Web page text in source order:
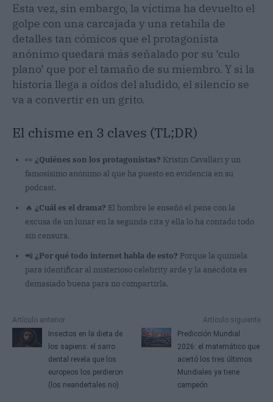
Esta vez, sin embargo, la víctima ha devuelto el
golpe con una carcajada y una retahíla de
detalles tan cómicos que el protagonista
anónimo quedará más señalado por su ‘culo
plano’ que por el tamaño de su miembro. Y si la
historia llega a oídos del aludido, el silencio se
va a convertir en un grito.
El chisme en 3 claves (TL;DR)
👀 ¿Quiénes son los protagonistas? Kristin Cavallari y un
famosísimo anónimo al que ha puesto en evidencia en su
podcast.
🔥 ¿Cuál es el drama? El hombre le enseñó el pene con la
excusa de un lunar en la segunda cita y ella lo ha contado todo
sin censura.
📲 ¿Por qué todo internet habla de esto? Porque la quiniela
para identificar al misterioso celebrity arde y la anécdota es
demasiado buena para no compartirla.
Artículo anterior
Insectos en la dieta de
los sapiens: el sarro
dental revela que los
europeos los perdieron
(los neandertales no)
Artículo siguiente
Predicción Mundial
2026: el matemático que
acertó los tres últimos
Mundiales ya tiene
campeón